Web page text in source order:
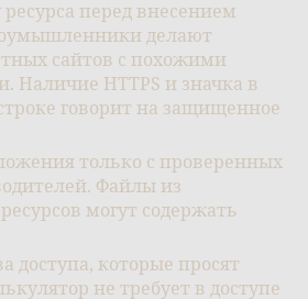
перед внесением
делают
сайтов с похожими
Наличие HTTPS и значка в
говорит на защищенное
только с проверенных
Файлы из
могут содержать
доступа, которые просят
не требует в доступе